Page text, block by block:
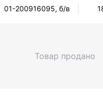
01-200916095, б/в
Товар продано